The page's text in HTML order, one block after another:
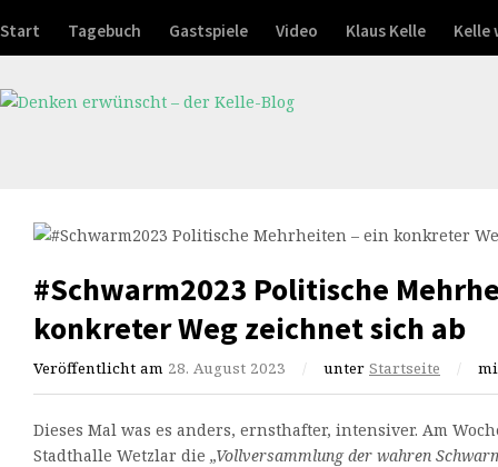
Start Tagebuch Gastspiele Video Klaus Kelle Kelle
#Schwarm2023 Politische
konkreter Weg zeichnet sich ab
Veröffentlicht am 28. August 2023 / unter Startseite /
Dieses Mal was es anders, ernsthafter, intensiver. Am
Stadthalle Wetzlar die „Vollversammlung der wahren